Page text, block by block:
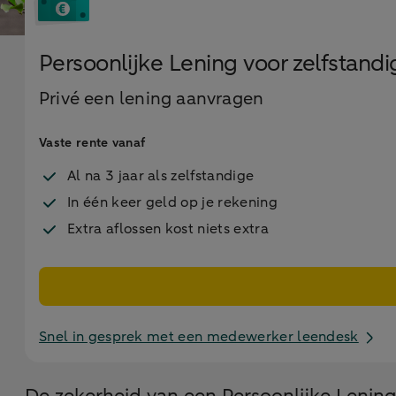
Persoonlijke Lening voor
Privé een lening aanvragen
Vaste rente vanaf
Al na 3 jaar als zelfstandige
In één keer geld op je rekening
Extra aflossen kost niets extra
Snel in gesprek met een medewerker leendesk